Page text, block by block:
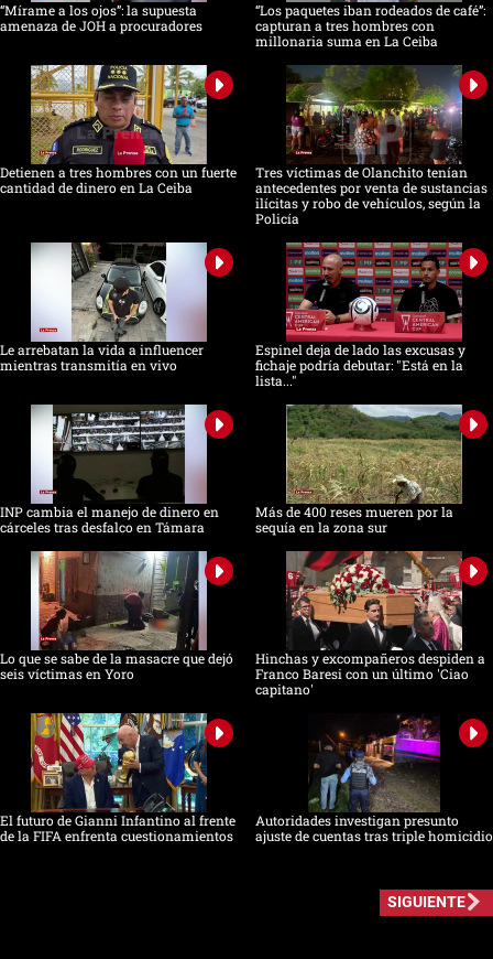
“Mírame a los ojos”: la supuesta
amenaza de JOH a procuradores
“Los paquetes iban rodeados de café”:
capturan a tres hombres con
millonaria suma en La Ceiba
Detienen a tres hombres con un fuerte
cantidad de dinero en La Ceiba
Tres víctimas de Olanchito tenían
antecedentes por venta de sustancias
ilícitas y robo de vehículos, según la
Policía
Le arrebatan la vida a influencer
mientras transmitía en vivo
Espinel deja de lado las excusas y
fichaje podría debutar: "Está en la
lista..."
INP cambia el manejo de dinero en
cárceles tras desfalco en Támara
Más de 400 reses mueren por la
sequía en la zona sur
Lo que se sabe de la masacre que dejó
seis víctimas en Yoro
Hinchas y excompañeros despiden a
Franco Baresi con un último 'Ciao
capitano'
El futuro de Gianni Infantino al frente
de la FIFA enfrenta cuestionamientos
Autoridades investigan presunto
ajuste de cuentas tras triple homicidio
SIGUIENTE